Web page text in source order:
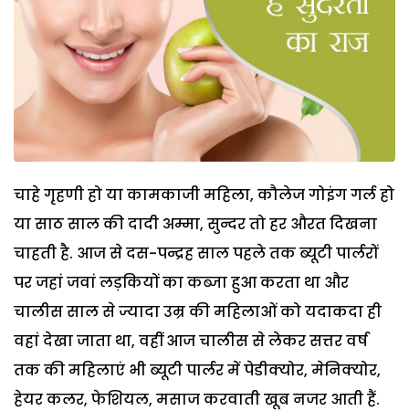
चाहे गृहणी हो या कामकाजी महिला, कौलेज गोइंग गर्ल हो
या साठ साल की दादी अम्मा, सुन्दर तो हर औरत दिखना
चाहती है. आज से दस-पन्द्रह साल पहले तक ब्यूटी पार्लरों
पर जहां जवां लड़कियों का कब्जा हुआ करता था और
चालीस साल से ज्यादा उम्र की महिलाओं को यदाकदा ही
वहां देखा जाता था, वहीं आज चालीस से लेकर सत्तर वर्ष
तक की महिलाएं भी ब्यूटी पार्लर में पेडीक्योर, मेनिक्योर,
हेयर कलर, फेशियल, मसाज करवाती खूब नजर आती हैं.